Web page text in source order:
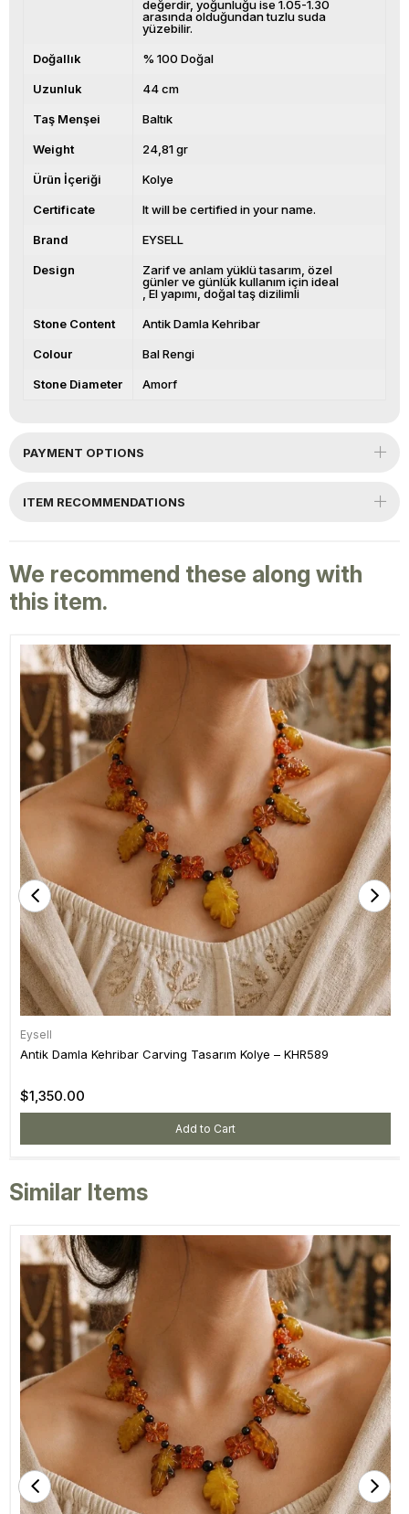
değerdir, yoğunluğu ise 1.05-1.30
arasında olduğundan tuzlu suda
yüzebilir.
Doğallık % 100 Doğal
Uzunluk 44 cm
Taş Menşei Baltık
Weight 24,81 gr
Ürün İçeriği Kolye
Certificate It will be certified in your name.
Brand EYSELL
Design
Zarif ve anlam yüklü tasarım, özel
günler ve günlük kullanım için ideal
El yapımı, doğal taş dizilimli
Stone Content Antik Damla Kehribar
Colour Bal Rengi
Stone Diameter Amorf
PAYMENT OPTIONS
ITEM RECOMMENDATIONS
We recommend these along with
this item.
Eysell
Antik Damla Kehribar Carving Tasarım Kolye – KHR589
$1,350.00
Add to Cart
Similar Items